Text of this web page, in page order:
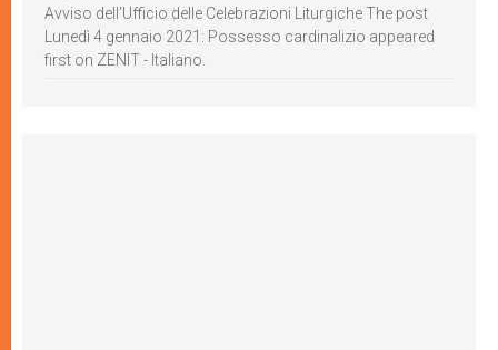
Avviso dell’Ufficio delle Celebrazioni Liturgiche The post
Lunedì 4 gennaio 2021: Possesso cardinalizio appeared
first on ZENIT - Italiano.